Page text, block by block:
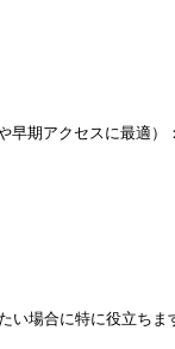
早期アクセスに最適）：
場合に特に役立ちま